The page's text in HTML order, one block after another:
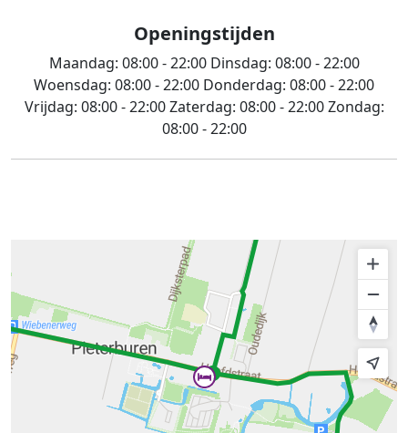
Openingstijden
Maandag: 08:00 - 22:00Dinsdag: 08:00 - 22:00
Woensdag: 08:00 - 22:00 Donderdag: 08:00 - 22:00
Vrijdag: 08:00 - 22:00Zaterdag: 08:00 - 22:00Zondag:
08:00 - 22:00